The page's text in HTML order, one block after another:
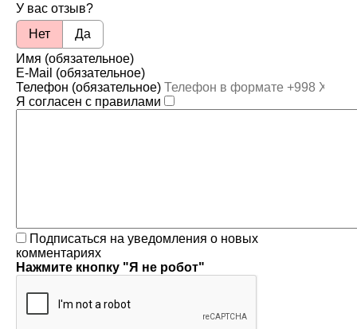
У вас отзыв?
Нет
Да
Имя (обязательное)
E-Mail (обязательное)
Телефон (обязательное)
Я согласен с правилами
Подписаться на уведомления о новых
комментариях
Нажмите кнопку "Я не робот"